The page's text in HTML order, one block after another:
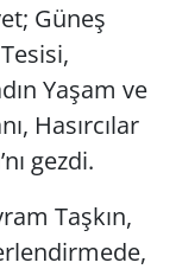
Güneş
Yaşam ve
Hasırcılar
gezdi.
Taşkın,